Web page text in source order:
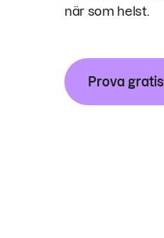
när som helst.
Prova gratis